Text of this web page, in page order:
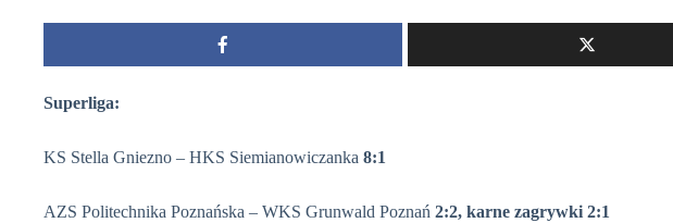
Superliga:
KS Stella Gniezno – HKS Siemianowiczanka 8:1
AZS Politechnika Poznańska – WKS Grunwald Poznań 2:2, karne zagrywki 2:1